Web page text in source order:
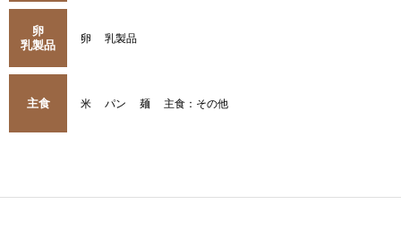
卵
乳製品
卵 乳製品
主食 米 パン 麺 主食：その他